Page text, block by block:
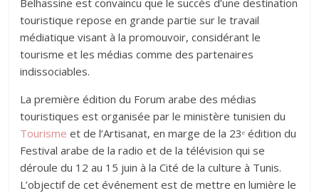
Belhassine est convaincu que le succès d’une destination
touristique repose en grande partie sur le travail
médiatique visant à la promouvoir, considérant le
tourisme et les médias comme des partenaires
indissociables.
La première édition du Forum arabe des médias
touristiques est organisée par le ministère tunisien du
Tourisme et de l’Artisanat, en marge de la 23ᵉ édition du
Festival arabe de la radio et de la télévision qui se
déroule du 12 au 15 juin à la Cité de la culture à Tunis.
L’objectif de cet événement est de mettre en lumière le